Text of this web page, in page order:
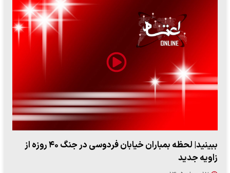
ببینید| لحظه بمباران خیابان فردوسی در جنگ ۴۰ روزه از
زاویه جدید